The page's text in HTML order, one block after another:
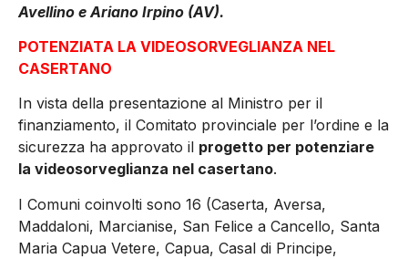
Avellino e Ariano Irpino (AV).
POTENZIATA LA VIDEOSORVEGLIANZA NEL
CASERTANO
In vista della presentazione al Ministro per il
finanziamento, il Comitato provinciale per l’ordine e la
sicurezza ha approvato il progetto per potenziare
la videosorveglianza nel casertano.
I Comuni coinvolti sono 16 (Caserta, Aversa,
Maddaloni, Marcianise, San Felice a Cancello, Santa
Maria Capua Vetere, Capua, Casal di Principe,